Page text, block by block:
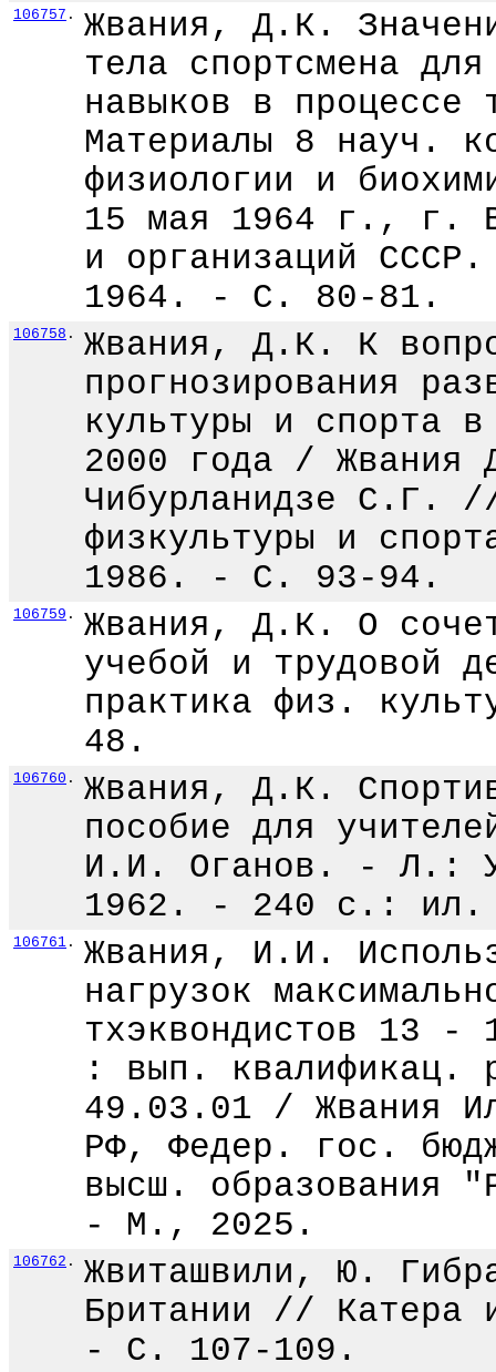
106757 .
Жвания, Д.К.
тела спортсмена
навыков в процессе
Материалы 8 науч.
физиологии и
15 мая 1964 г., г.
и организаций
1964. - С. 80-81.
106758 .
Жвания, Д.К. К
прогнозирования
культуры и спорта
2000 года /
Чибурланидзе С.Г.
физкультуры и
1986. - С. 93-94.
106759 .
Жвания, Д.К. О
учебой и трудовой
практика физ.
48.
106760 .
Жвания, Д.К.
пособие для
И.И. Оганов. - Л.:
1962. - 240 с.: ил.
106761 .
Жвания, И.И.
нагрузок
тхэквондистов 13 -
: вып. квалификац.
49.03.01 / Жвания
РФ, Федер. гос.
высш. образования
- М., 2025.
106762 .
Жвиташвили, Ю.
Британии //
- С. 107-109.